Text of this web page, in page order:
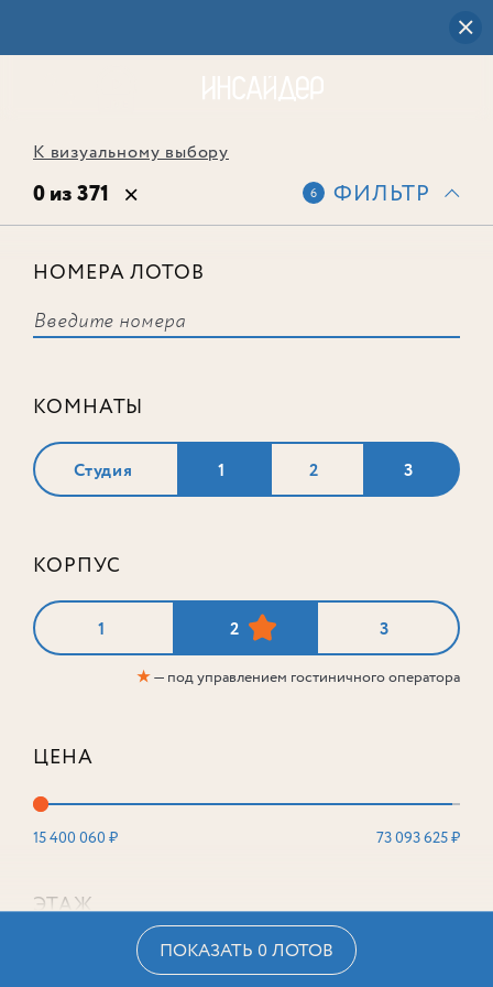
К визуальному выбору
0 из 371 6 ФИЛЬТР
НОМЕРА ЛОТОВ
КОМНАТЫ
Студия 1 2 3
КОРПУС
1 2 3
★— под управлением гостиничного оператора
ЦЕНА
15 400 060 ₽ 73 093 625 ₽
ЭТАЖ
ПОКАЗАТЬ 0 ЛОТОВ
соответствует ни одного лота